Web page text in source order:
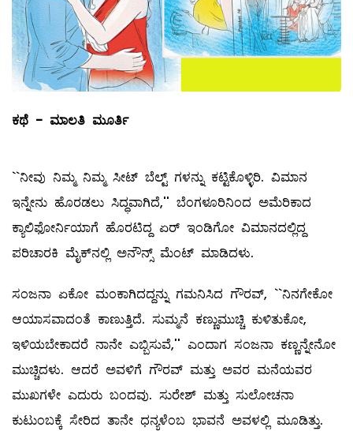
ಕಥೆ - ಮಾಲತಿ ಮೂರ್ತಿ
``ನೀವು ನಿಮ್ಮ ನಿಮ್ಮ ಸೀಟ್‌ ಬೆಲ್ಟ್ ಗಳನ್ನು ಕಟ್ಟಿಕೊಳ್ಳಿರಿ. ವಿಮಾನ
ಇನ್ನೇನು ಹೊರಡಲು ಸಿದ್ಧವಾಗಿದೆ,'' ಬೆಂಗಳೂರಿನಿಂದ ಅಮೆರಿಕಾದ
ಕ್ಯಾಲಿಫೋರ್ನಿಯಾಗೆ ಹೊರಟಿದ್ದ ಏರ್‌ ಇಂಡಿಗೋ ವಿಮಾನದಲ್ಲಿದ್ದ
ಪರಿಚಾರಕಿ ಮೈಕ್‌ನಲ್ಲಿ ಅನೌನ್ಸ್ ಮೆಂಟ್‌ ಮಾಡಿದಳು.
ಸಂಜನಾ ಏಕೋ ಮಂಕಾಗಿದದ್ದನ್ನು ಗಮನಿಸಿದ ಗೌರವ್, ``ನಿನಗೇಕೋ
ಆಯಾಸವಾದಂತೆ ಕಾಣುತ್ತಿದೆ. ಸುಮ್ಮನೆ ಕಣ್ಣುಮುಚ್ಚಿ ಕುಳಿತುಕೋ,
ಇಳಿಯಬೇಕಾದರೆ ನಾನೇ ಎಬ್ಬಿಸುವೆ,'' ಎಂದಾಗ ಸಂಜನಾ ಕಣ್ಣನ್ನೇನೋ
ಮುಚ್ಚಿದಳು. ಆದರೆ ಅವಳಿಗೆ ಗೌರವ್ ಮತ್ತು ಅವರ ಮನೆಯವರ
ಮುಖಗಳೇ ಎದುರು ಬಂದವು. ಸುರೇಶ್‌ ಮತ್ತು ಸುಲೋಚನಾ
ಕುಟುಂಬಕ್ಕೆ ಸೇರಿದ ತಾನೇ ಧನ್ಯಳೆಂಬ ಭಾವನೆ ಅವಳಲ್ಲಿ ಮೂಡಿತ್ತು.